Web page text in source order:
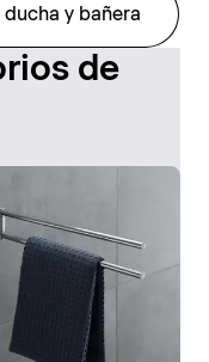
y bañera
de